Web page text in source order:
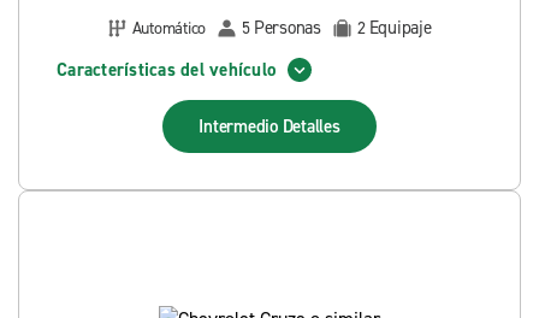
Automático
5 Personas 2 Equipaje
Características del vehículo
Intermedio Detalles